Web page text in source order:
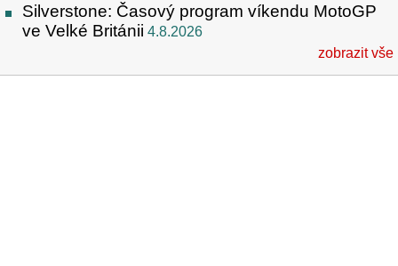
Silverstone: Časový program víkendu MotoGP
ve Velké Británii 4.8.2026
zobrazit vše